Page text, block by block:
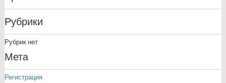
Рубрики
Рубрик нет
Мета
Регистрация